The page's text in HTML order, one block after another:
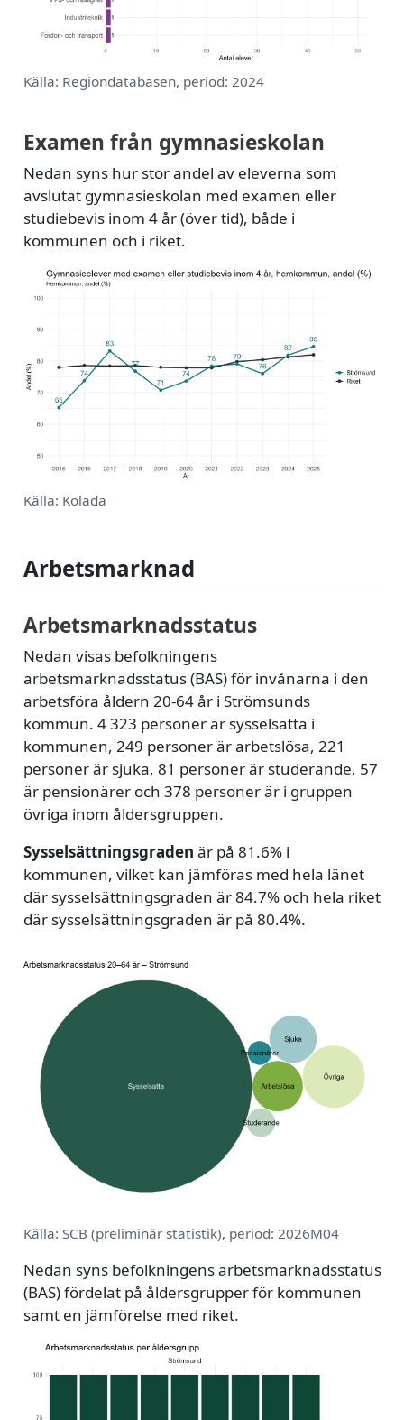
Källa: Regiondatabasen, period: 2024
Examen från gymnasieskolan
Nedan syns hur stor andel av eleverna som
avslutat gymnasieskolan med examen eller
studiebevis inom 4 år (över tid), både i
kommunen och i riket.
Källa: Kolada
Arbetsmarknad
Arbetsmarknadsstatus
Nedan visas befolkningens
arbetsmarknadsstatus (BAS) för invånarna i den
arbetsföra åldern 20-64 år i Strömsunds
kommun. 4 323 personer är sysselsatta i
kommunen, 249 personer är arbetslösa, 221
personer är sjuka, 81 personer är studerande, 57
är pensionärer och 378 personer är i gruppen
övriga inom åldersgruppen.
Sysselsättningsgraden är på 81.6% i
kommunen, vilket kan jämföras med hela länet
där sysselsättningsgraden är 84.7% och hela riket
där sysselsättningsgraden är på 80.4%.
Källa: SCB (preliminär statistik), period: 2026M04
Nedan syns befolkningens arbetsmarknadsstatus
(BAS) fördelat på åldersgrupper för kommunen
samt en jämförelse med riket.